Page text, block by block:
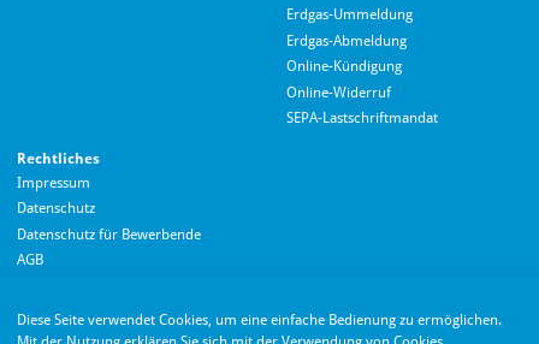
Erdgas-Ummeldung
Erdgas-Abmeldung
Online-Kündigung
Online-Widerruf
SEPA-Lastschriftmandat
Rechtliches
Impressum
Datenschutz
Datenschutz für Bewerbende
AGB
Diese Seite verwendet Cookies, um eine einfache Bedienung zu ermöglichen.
Wir nutzen Langdock zur Bereitstellung eines KI-Chatbots. Mit dem Laden des